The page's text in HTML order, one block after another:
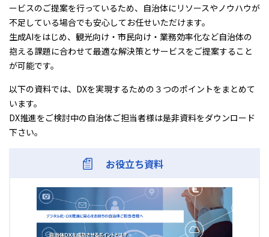
ービスのご提案を行っているため、自治体にリソースやノウハウが
不足している場合でも安心してお任せいただけます。
生成AIをはじめ、観光向け・市民向け・業務効率化など自治体の
抱える課題に合わせて最適な解決策とサービスをご提案すること
が可能です。
以下の資料では、DXを実現するための３つのポイントをまとめて
います。
DX推進をご検討中の自治体ご担当者様は是非資料をダウンロード
下さい。
お役立ち資料